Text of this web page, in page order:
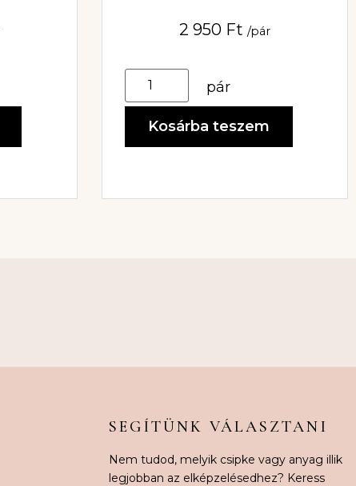
2 950 Ft /pár
pár
Kosárba teszem
SEGÍTÜNK VÁLASZTANI
Nem tudod, melyik csipke vagy anyag illik
legjobban az elképzelésedhez? Keress